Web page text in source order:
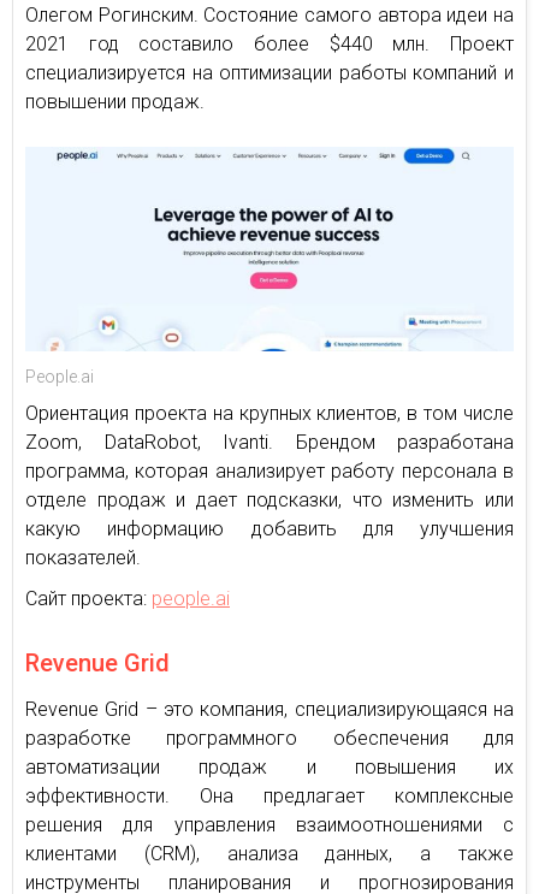
Олегом Рогинским. Состояние самого автора идеи на
2021 год составило более $440 млн. Проект
специализируется на оптимизации работы компаний и
повышении продаж.
People.ai
Ориентация проекта на крупных клиентов, в том числе
Zoom, DataRobot, Ivanti. Брендом разработана
программа, которая анализирует работу персонала в
отделе продаж и дает подсказки, что изменить или
какую информацию добавить для улучшения
показателей.
Сайт проекта: people.ai
Revenue Grid
Revenue Grid – это компания, специализирующаяся на
разработке программного обеспечения для
автоматизации продаж и повышения их
эффективности. Она предлагает комплексные
решения для управления взаимоотношениями с
клиентами (CRM), анализа данных, а также
инструменты планирования и прогнозирования